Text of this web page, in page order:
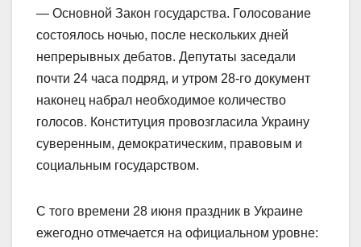
— Основной Закон государства. Голосование
состоялось ночью, после нескольких дней
непрерывных дебатов. Депутаты заседали
почти 24 часа подряд, и утром 28-го документ
наконец набрал необходимое количество
голосов. Конституция провозгласила Украину
суверенным, демократическим, правовым и
социальным государством.
С того времени 28 июня праздник в Украине
ежегодно отмечается на официальном уровне: